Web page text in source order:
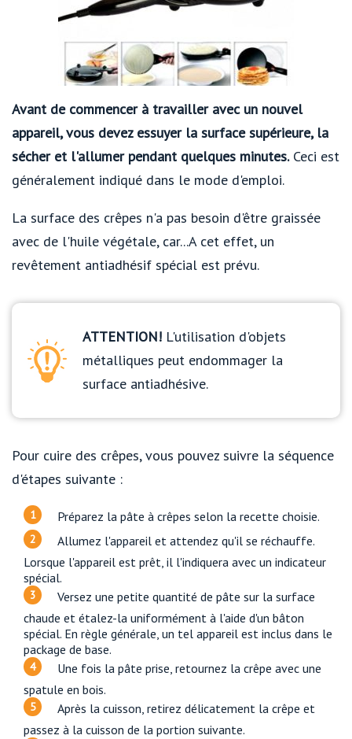
Avant de commencer à travailler avec un nouvel
appareil, vous devez essuyer la surface supérieure, la
sécher et l'allumer pendant quelques minutes.Ceci est
généralement indiqué dans le mode d'emploi.
La surface des crêpes n'a pas besoin d'être graissée
avec de l'huile végétale, car...A cet effet, un
revêtement antiadhésif spécial est prévu.
ATTENTION! L'utilisation d'objets
métalliques peut endommager la
surface antiadhésive.
Pour cuire des crêpes, vous pouvez suivre la séquence
d'étapes suivante :
Préparez la pâte à crêpes selon la recette choisie.
Allumez l'appareil et attendez qu'il se réchauffe.
Lorsque l'appareil est prêt, il l'indiquera avec un indicateur
spécial.
Versez une petite quantité de pâte sur la surface
chaude et étalez-la uniformément à l'aide d'un bâton
spécial. En règle générale, un tel appareil est inclus dans le
package de base.
Une fois la pâte prise, retournez la crêpe avec une
spatule en bois.
Après la cuisson, retirez délicatement la crêpe et
passez à la cuisson de la portion suivante.